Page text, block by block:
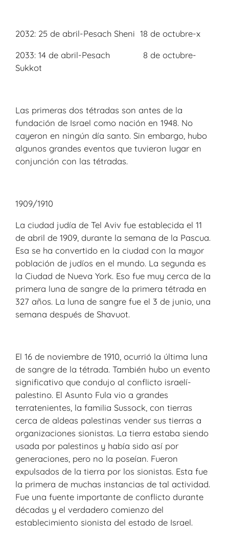
2032: 25 de abril-Pesach Sheni 18 de octubre-x
2033: 14 de abril-Pesach 8 de octubre-
Sukkot
Las primeras dos tétradas son antes de la
fundación de Israel como nación en 1948. No
cayeron en ningún día santo. Sin embargo, hubo
algunos grandes eventos que tuvieron lugar en
conjunción con las tétradas.
1909/1910
La ciudad judía de Tel Aviv fue establecida el 11
de abril de 1909, durante la semana de la Pascua.
Esa se ha convertido en la ciudad con la mayor
población de judíos en el mundo. La segunda es
la Ciudad de Nueva York. Eso fue muy cerca de la
primera luna de sangre de la primera tétrada en
327 años. La luna de sangre fue el 3 de junio, una
semana después de Shavuot.
El 16 de noviembre de 1910, ocurrió la última luna
de sangre de la tétrada. También hubo un evento
significativo que condujo al conflicto israelí-
palestino. El Asunto Fula vio a grandes
terratenientes, la familia Sussock, con tierras
cerca de aldeas palestinas vender sus tierras a
organizaciones sionistas. La tierra estaba siendo
usada por palestinos y había sido así por
generaciones, pero no la poseían. Fueron
expulsados de la tierra por los sionistas. Esta fue
la primera de muchas instancias de tal actividad.
Fue una fuente importante de conflicto durante
décadas y el verdadero comienzo del
establecimiento sionista del estado de Israel.